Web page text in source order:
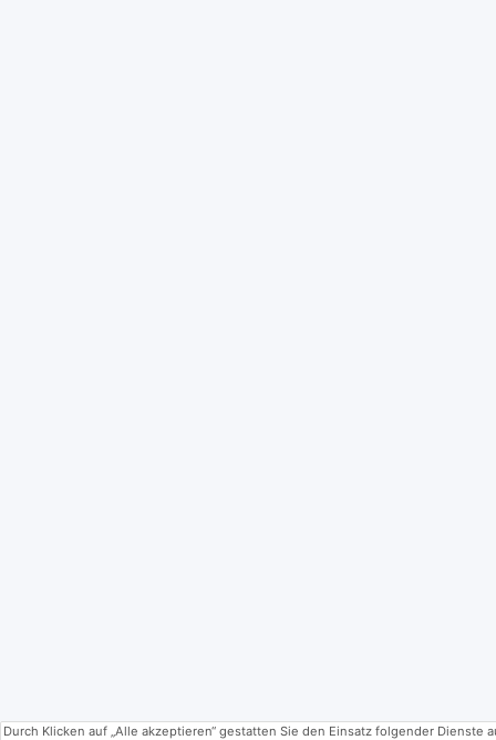
Durch Klicken auf „Alle akzeptieren“ gestatten Sie den Einsatz folgender Dienste